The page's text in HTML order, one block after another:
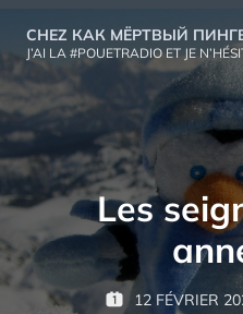
contenu
CHEZ КАК МЁРТВЫЙ
J’AI LA #POUETRADIO ET JE
Les
P
12 FÉVRIER